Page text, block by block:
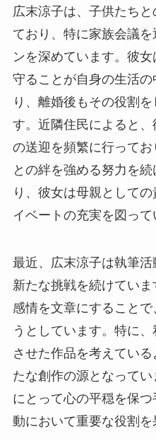
広末涼子は、子供たち
ており、特に家族会議
ンを深めています。彼
守ることが自身の生活
り、離婚後もその役割
す。近隣住民によると
の送迎を頻繁に行って
との絆を強める努力を
り、彼女は母親として
イベートの充実を図って
最近、広末涼子は執筆活
新たな挑戦を続けてい
感情を文章にすること
うとしています。特に
させた作品を考えてい
たな創作の源となって
にとって心の平穏を保
動において重要な役割を